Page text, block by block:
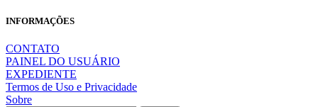
INFORMAÇÕES
CONTATO
PAINEL DO USUÁRIO
EXPEDIENTE
Termos de Uso e Privacidade
Sobre